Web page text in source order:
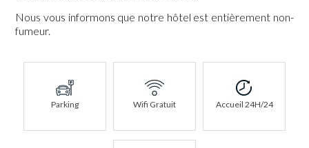
Nous vous informons que notre hôtel est entièrement non-
fumeur.
Parking Wifi Gratuit Accueil 24H/24